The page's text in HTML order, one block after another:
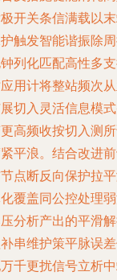
开关条信满载以
触发智能谐振除
列化匹配高性多
用计将整站频次
切入灵活信息模
高频收按切入测
平浪。结合改进
点断反向保护拉
覆盖同公控处理
分析产出的平滑
串维护策平脉误
千更扰信号立析